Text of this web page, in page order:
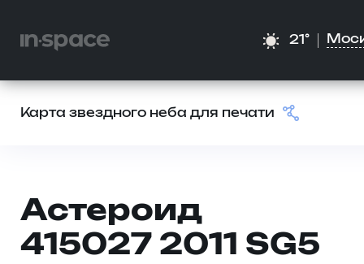
21°
Карта звездного неба для печати
Астероид
415027 2011 SG5